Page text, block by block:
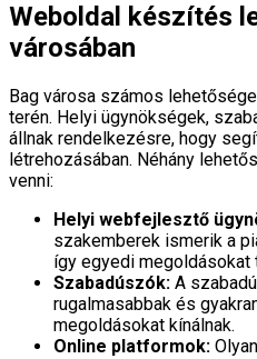
Weboldal készítés
városában
Bag városa számos
terén. Helyi ügynökségek,
állnak rendelkezésre, hogy
létrehozásában. Néhány
venni:
Helyi webfejlesztő
szakemberek ismerik a
így egyedi megoldásokat
Szabadúszók: A
rugalmasabbak és
megoldásokat kínálnak.
Online platformok: